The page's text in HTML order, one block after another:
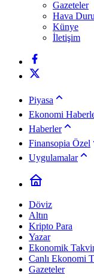
Gazeteler
Hava
Künye
İletişim
Piyasa
Ekonomi
Haberler
Finansopia Özel
Uygulamalar
Döviz
Altın
Kripto Para
Yazar
Ekonomik
Canlı Ekonomi
Gazeteler